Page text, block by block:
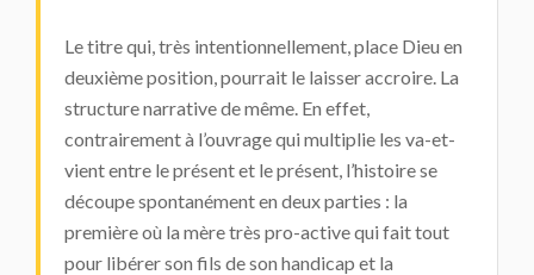
Le titre qui, très intentionnellement, place Dieu en
deuxième position, pourrait le laisser accroire. La
structure narrative de même. En effet,
contrairement à l’ouvrage qui multiplie les va-et-
vient entre le présent et le présent, l’histoire se
découpe spontanément en deux parties : la
première où la mère très pro-active qui fait tout
pour libérer son fils de son handicap et la